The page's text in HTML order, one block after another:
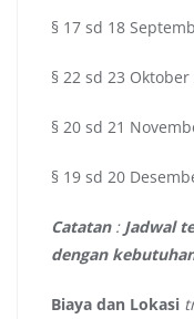
§ 17 sd 18
§ 22 sd 23 Oktober
§ 20 sd 21
§ 19 sd 20
Catatan : Jadwal
dengan
Biaya dan Lokasi